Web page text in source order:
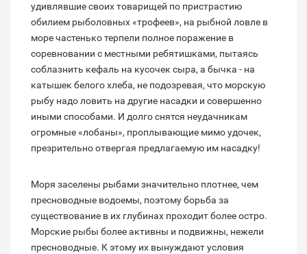
удивлявшие своих товарищей по пристрастию
обилием рыболовных «трофеев», на рыбной ловле в
море частенько терпели полное поражение в
соревновании с местными ребятишками, пытаясь
соблазнить кефаль на кусочек сыра, а бычка - на
катышек белого хлеба, не подозревая, что морскую
рыбу надо ловить на другие насадки и совершенно
иными способами. И долго снятся неудачникам
огромные «лобаны», проплывающие мимо удочек,
презрительно отвергая предлагаемую им насадку!
Моря заселены рыбами значительно плотнее, чем
пресноводные водоемы, поэтому борьба за
существование в их глубинах проходит более остро.
Морские рыбы более активны и подвижны, нежели
пресноводные. К этому их вынуждают условия